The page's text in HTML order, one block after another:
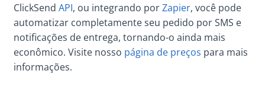
ClickSend API, ou integrando porZapier, você pode
automatizar completamente seu pedido por SMS e
notificações de entrega, tornando-o ainda mais
econômico. Visite nosso página de preços para mais
informações.